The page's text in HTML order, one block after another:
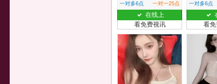
一对多6点 一对一25点
在线上
看免费视讯
一对多6点
看